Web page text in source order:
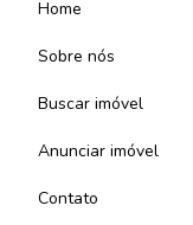
Home
Sobre nós
Buscar imóvel
Anunciar imóvel
Contato